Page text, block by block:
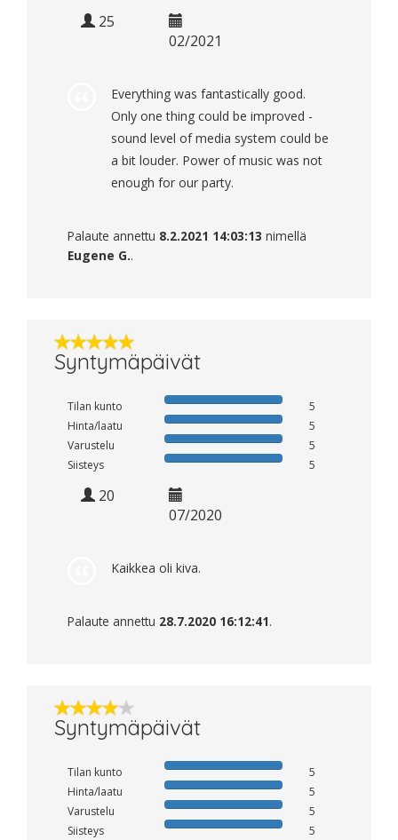
25
02/2021
Everything was fantastically good.
Only one thing could be improved -
sound level of media system could be
a bit louder. Power of music was not
enough for our party.
Palaute annettu 8.2.2021 14:03:13 nimellä
Eugene G..
Syntymäpäivät
Tilan kunto
5
Hinta/laatu
5
Varustelu
5
Siisteys
5
20
07/2020
Kaikkea oli kiva.
Palaute annettu 28.7.2020 16:12:41.
Syntymäpäivät
Tilan kunto
5
Hinta/laatu
5
Varustelu
5
Siisteys
5